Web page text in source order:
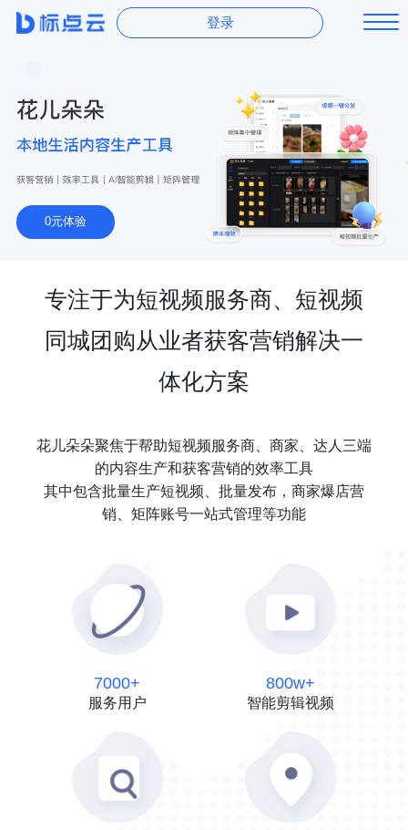
登录
0元体验
专注于为短视频服务商、短视频
同城团购从业者获客营销解决一
体化方案
花儿朵朵聚焦于帮助短视频服务商、商家、达人三端
的内容生产和获客营销的效率工具
其中包含批量生产短视频、批量发布，商家爆店营
销、矩阵账号一站式管理等功能
7000+
服务用户
800w+
智能剪辑视频